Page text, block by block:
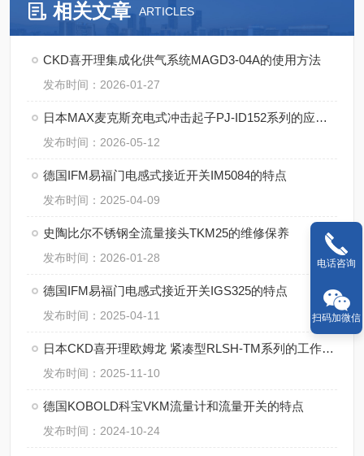
相关文章 ARTICLES
CKD喜开理集成化供气系统MAGD3-04A的使用方法
发布时间：2026-01-27
日本MAX麦克斯充电式冲击起子PJ-ID152系列的应用案例
发布时间：2026-05-12
德国IFM易福门电感式接近开关IM5084的特点
发布时间：2025-04-09
史陶比尔不锈钢全流量接头TKM25的维修保养
发布时间：2026-01-28
德国IFM易福门电感式接近开关IGS325的特点
发布时间：2025-04-11
日本CKD喜开理欧姆龙 紧凑型RLSH-TM系列的工作原理
发布时间：2025-11-10
德国KOBOLD科宝VKM流量计和流量开关的特点
发布时间：2024-10-24
电话咨询
扫码加微信